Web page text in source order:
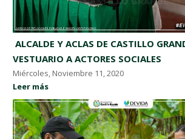
ALCALDE Y ACLAS DE CASTILLO
VESTUARIO A ACTORES SOCIALES ​
Miércoles, Noviembre 11, 2020
Leer más